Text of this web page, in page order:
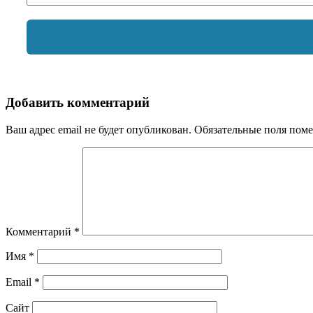
Добавить комментарий
Ваш адрес email не будет опубликован. Обязательные поля
Комментарий *
Имя *
Email *
Сайт